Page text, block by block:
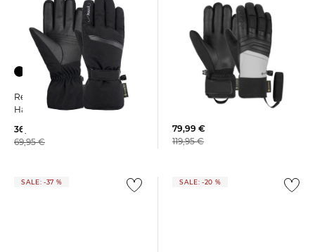
Reusch | Damen Ski
Handschuhe SANDY
36,55 €
69,95 €
Reusch | Skihandschuhe
79,99 €
119,95 €
SALE: -37 % SALE: -20 %